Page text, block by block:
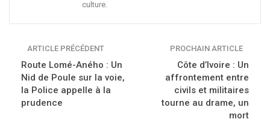
culture.
ARTICLE PRÉCÉDENT
Route Lomé-Aného : Un
Nid de Poule sur la voie,
la Police appelle à la
prudence
PROCHAIN ARTICLE
Côte d’Ivoire : Un
affrontement entre
civils et militaires
tourne au drame, un
mort